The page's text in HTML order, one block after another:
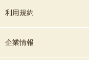
利用規約
企業情報